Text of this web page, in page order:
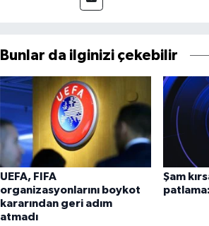
Bunlar da ilginizi çekebilir
UEFA, FIFA
organizasyonlarını boykot
kararından geri adım
atmadı
Şam